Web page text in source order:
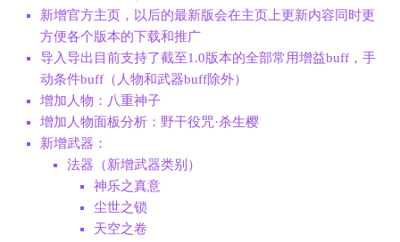
新增官方主页，以后的最新版会在主页上更新内容同时更
方便各个版本的下载和推广
导入导出目前支持了截至1.0版本的全部常用增益buff，手
动条件buff（人物和武器buff除外）
增加人物：八重神子
增加人物面板分析：野干役咒·杀生樱
新增武器：
法器（新增武器类别）
神乐之真意
尘世之锁
天空之卷